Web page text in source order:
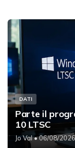
DATI
Parte il
10 LTSC
Jo Val• 06/08/2026